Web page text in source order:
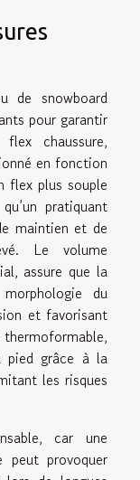
de snowboard
pour garantir
chaussure,
en fonction
flex plus souple
pratiquant
maintien et de
Le volume
assure que la
du
et favorisant
pied grâce à la
les risques
car une
peut provoquer